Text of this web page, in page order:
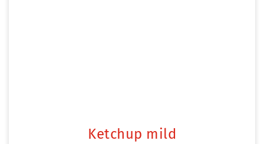
Ketchup mild